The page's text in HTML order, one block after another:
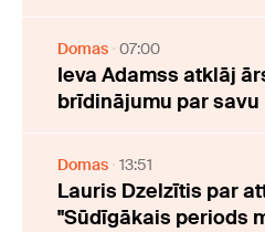
Domas 07:00
Ieva Adamss atklāj
brīdinājumu par
Domas 13:51
Lauris Dzelzītis par
"Sūdīgākais periods